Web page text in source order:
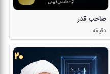
صاحب قدر
دقیقه